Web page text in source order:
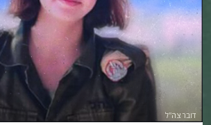
דובר צה"ל